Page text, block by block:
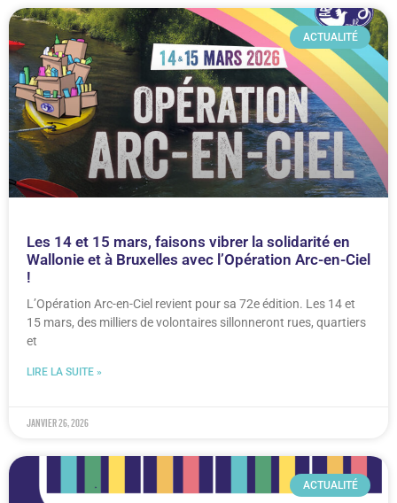
ACTUALITÉ
Les 14 et 15 mars, faisons vibrer la solidarité en
Wallonie et à Bruxelles avec l’Opération Arc-en-Ciel
!
L’Opération Arc-en-Ciel revient pour sa 72e édition. Les 14 et
15 mars, des milliers de volontaires sillonneront rues, quartiers
et
LIRE LA SUITE »
janvier 26, 2026
ACTUALITÉ